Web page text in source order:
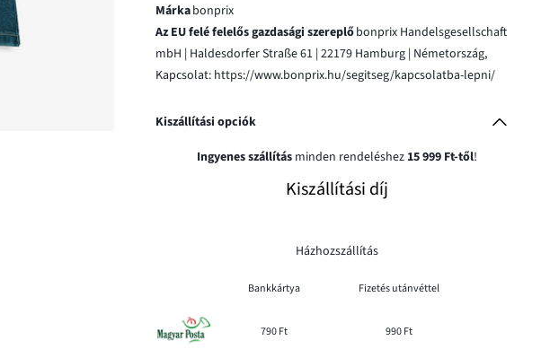
Márkabonprix
Az EU felé felelős gazdasági szereplőbonprix Handelsgesellschaft
mbH | Haldesdorfer Straße 61 | 22179 Hamburg | Németország,
Kapcsolat: https://www.bonprix.hu/segitseg/kapcsolatba-lepni/
Kiszállítási opciók
Ingyenes szállításminden rendeléshez 15 999 Ft-től!
Kiszállítási díj
Házhozszállítás
Bankkártya Fizetés utánvéttel
790 Ft 990 Ft